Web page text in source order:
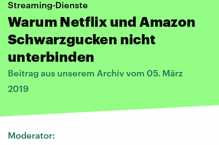
Streaming-Dienste
Warum Netflix und Amazon
Schwarzgucken nicht
unterbinden
Beitrag aus unserem Archiv vom 05. März
2019
Moderator: